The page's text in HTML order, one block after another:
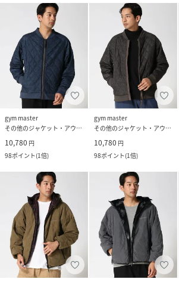
gym master
その他のジャケット・アウター
10,780 円
98ポイント(1倍)
gym master
その他のジャケット・アウター
10,780 円
98ポイント(1倍)